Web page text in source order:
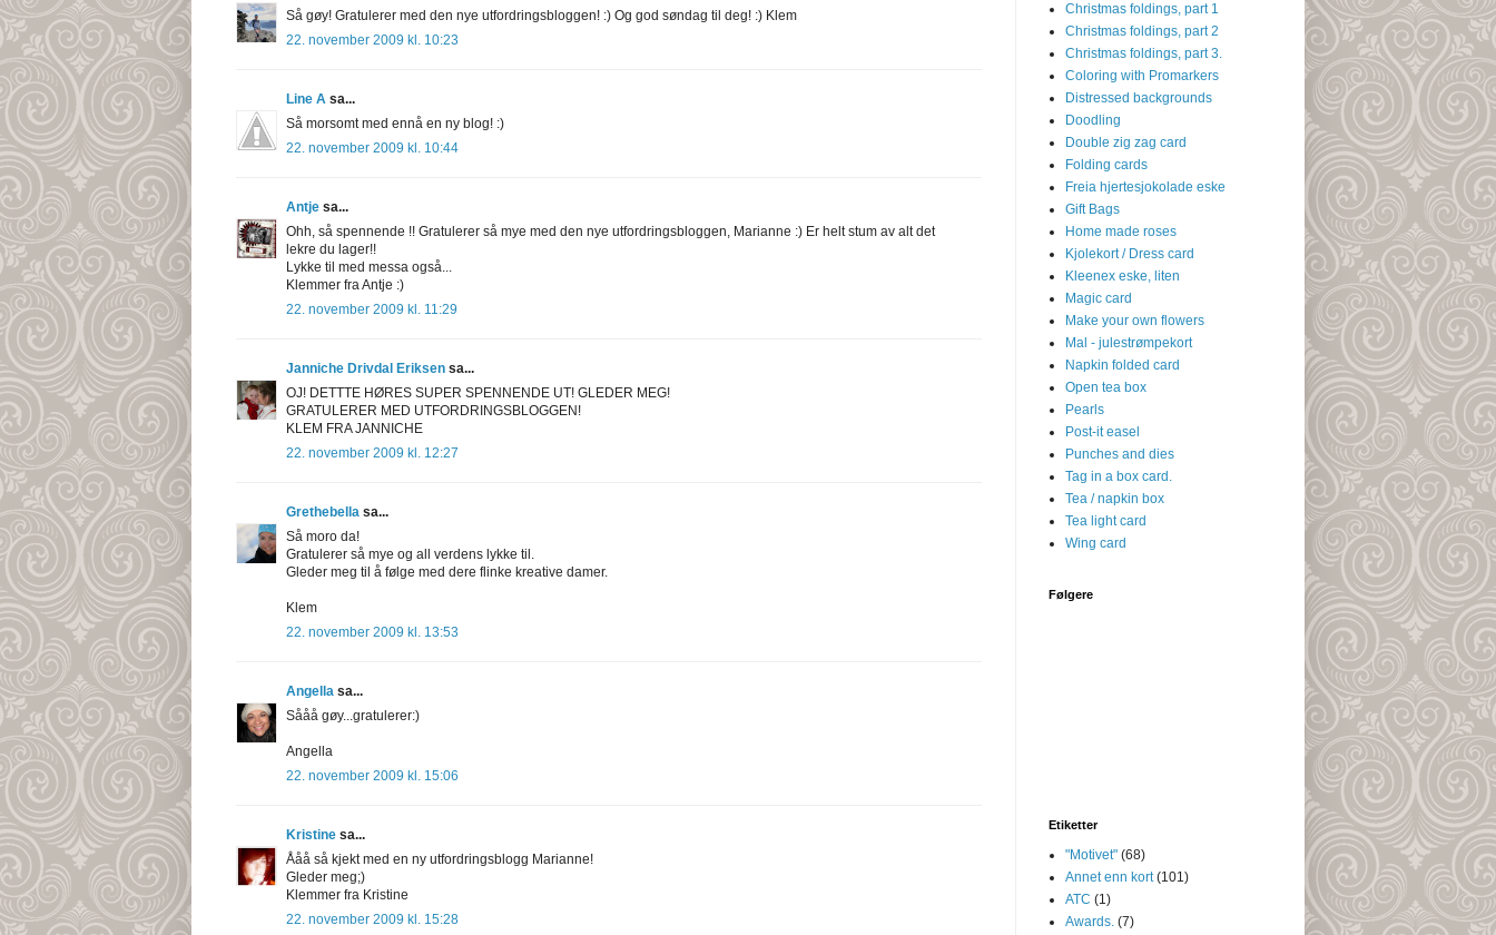
Så gøy! Gratulerer med den nye utfordringsbloggen! :) Og god søndag til deg! :) Klem
22. november 2009 kl. 10:23
Line A sa...
Så morsomt med ennå en ny blog! :)
22. november 2009 kl. 10:44
Antje sa...
Ohh, så spennende !! Gratulerer så mye med den nye utfordringsbloggen, Marianne :) Er helt stum av alt det
lekre du lager!!
Lykke til med messa også...
Klemmer fra Antje :)
22. november 2009 kl. 11:29
Janniche Drivdal Eriksen sa...
OJ! DETTTE HØRES SUPER SPENNENDE UT! GLEDER MEG!
GRATULERER MED UTFORDRINGSBLOGGEN!
KLEM FRA JANNICHE
22. november 2009 kl. 12:27
Grethebella sa...
Så moro da!
Gratulerer så mye og all verdens lykke til.
Gleder meg til å følge med dere flinke kreative damer.
Klem
22. november 2009 kl. 13:53
Angella sa...
Sååå gøy...gratulerer:)
Angella
22. november 2009 kl. 15:06
Kristine sa...
Ååå så kjekt med en ny utfordringsblogg Marianne!
Gleder meg;)
Klemmer fra Kristine
22. november 2009 kl. 15:28
Christmas foldings, part 1
Christmas foldings, part 2
Christmas foldings, part 3.
Coloring with Promarkers
Distressed backgrounds
Doodling
Double zig zag card
Folding cards
Freia hjertesjokolade eske
Gift Bags
Home made roses
Kjolekort / Dress card
Kleenex eske, liten
Magic card
Make your own flowers
Mal - julestrømpekort
Napkin folded card
Open tea box
Pearls
Post-it easel
Punches and dies
Tag in a box card.
Tea / napkin box
Tea light card
Wing card
Følgere
Etiketter
"Motivet" (68)
Annet enn kort (101)
ATC (1)
Awards. (7)